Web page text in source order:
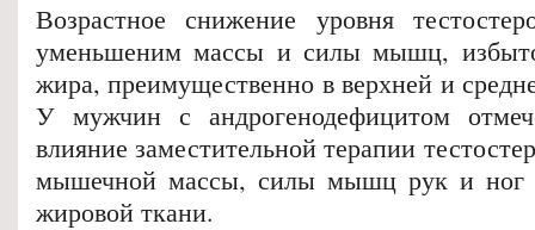
Возрастное снижение уровня
уменьшеним массы и силы мышц,
жира, преимущественно в верхней и
У мужчин с андрогенодефицитом
влияние заместительной терапии
мышечной массы, силы мышц рук и ног
жировой ткани.